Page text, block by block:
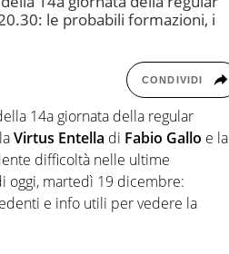
le probabili formazioni, i
CONDIVIDI
14a giornata della regular
Virtus Entella di Fabio Gallo e la
difficoltà nelle ultime
oggi, martedì 19 dicembre:
e info utili per vedere la